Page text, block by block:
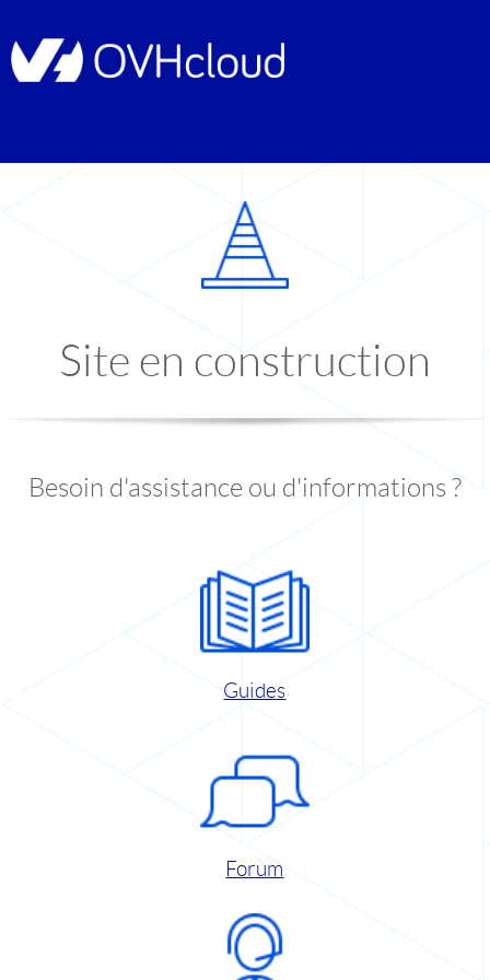
Site en construction
Besoin d'assistance ou d'informations ?
Guides
Forum